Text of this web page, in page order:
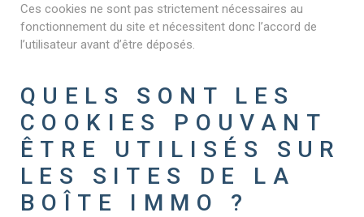
Ces cookies ne sont pas strictement nécessaires au
fonctionnement du site et nécessitent donc l’accord de
l’utilisateur avant d’être déposés.
QUELS SONT LES
COOKIES POUVANT
ÊTRE UTILISÉS SUR
LES SITES DE LA
BOÎTE IMMO ?